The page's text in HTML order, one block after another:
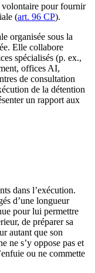
volontaire pour fournir
(art. 96 CP).
organisée sous la
Elle collabore
spécialisés (p. ex.,
offices AI,
de consultation
de la détention
un rapport aux
dans l’exécution.
d’une longueur
pour lui permettre
de préparer sa
autant que son
ne s’y oppose pas et
ou ne commette